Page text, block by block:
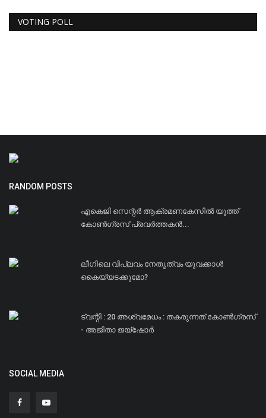
VOTING POLL
RANDOM POSTS
എകെജി സെന്റര്‍ ആക്രമണകേസില്‍ യൂത്ത്
കോണ്‍ഗ്രസ് പ്രവര്‍ത്തകന്‍...
ലീഗിലെ വിപ്ലവം നേതൃത്വം യുവക്കാള്‍
കൈയ്യടക്കുമോ?
ട്വന്റി : 20 അശ്വമേധം : തകരുന്നത് കോണ്‍ഗ്രസ്‌
- അജിതാ ജയ്‌ഷോര്‍
SOCIAL MEDIA